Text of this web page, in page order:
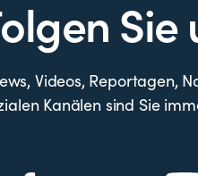
Sie
Videos, Reportagen,
Kanälen sind Sie